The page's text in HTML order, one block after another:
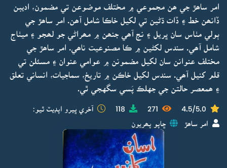
امر ساھڙ جي ھن مجموعي ۾ مختلف موضوعن تي مضمون، اديبن
ڏانھن خط ۽ ڏات ڌڻين تي لکيل خاڪا شامل آھن. امر ساھڙ جي
ٻولي مٺاس سان ڀريل ۽ نج آھي جنھن ۾ مھراڻي جو لھجو ۽ ميٺاج
شامل آھي. سندس لکڻين ۾ ڪا مصنوعيت ناھي. امر ساھڙ جي
مختلف عنوانن سان لکيل مضمونن ۾ عوامي عنوان ۽ مسئلن تي
قلم کنيل آھي. سندس لکيل خاڪن ۾ تاريخ، سماجيات، انساني تعلق
۽ ھمعصر حالتن جي جهلڪ پَسي سگهجي ٿي.
4.5/5.0
271
118 آخري ڀيرو اپڊيٽ ٿيو:
امر ساھڙ ڇاپو پھريون